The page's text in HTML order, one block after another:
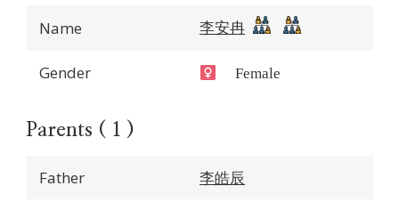
Name 李安冉
Gender Female
Parents ( 1 )
Father 李皓辰